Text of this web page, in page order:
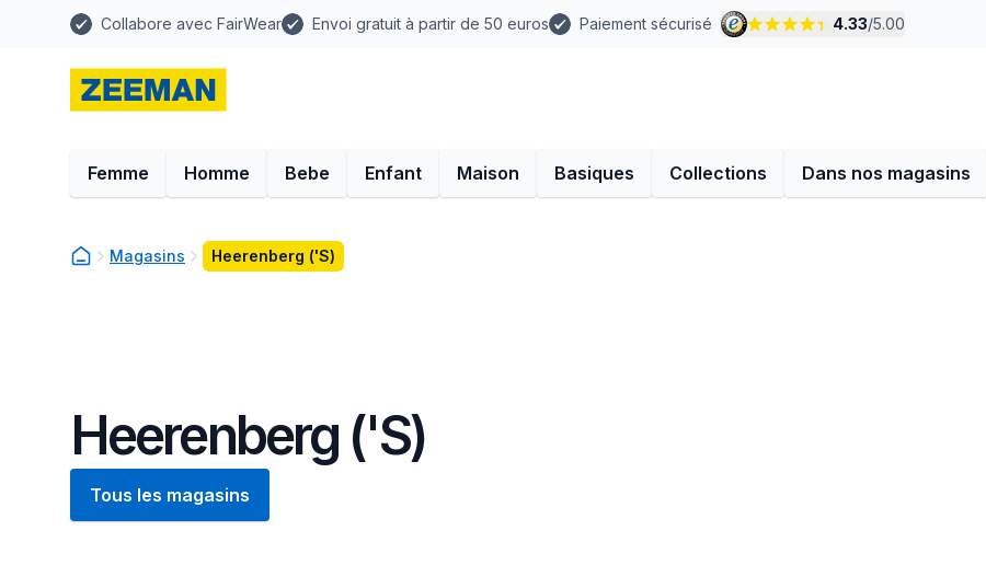
Collabore avec FairWear Envoi gratuit à partir de 50 euros Paiement sécurisé 4.33/5.00
Femme Homme Bebe Enfant Maison Basiques Collections Dans nos magasins
Magasins Heerenberg ('S)
Heerenberg ('S)
Tous les magasins